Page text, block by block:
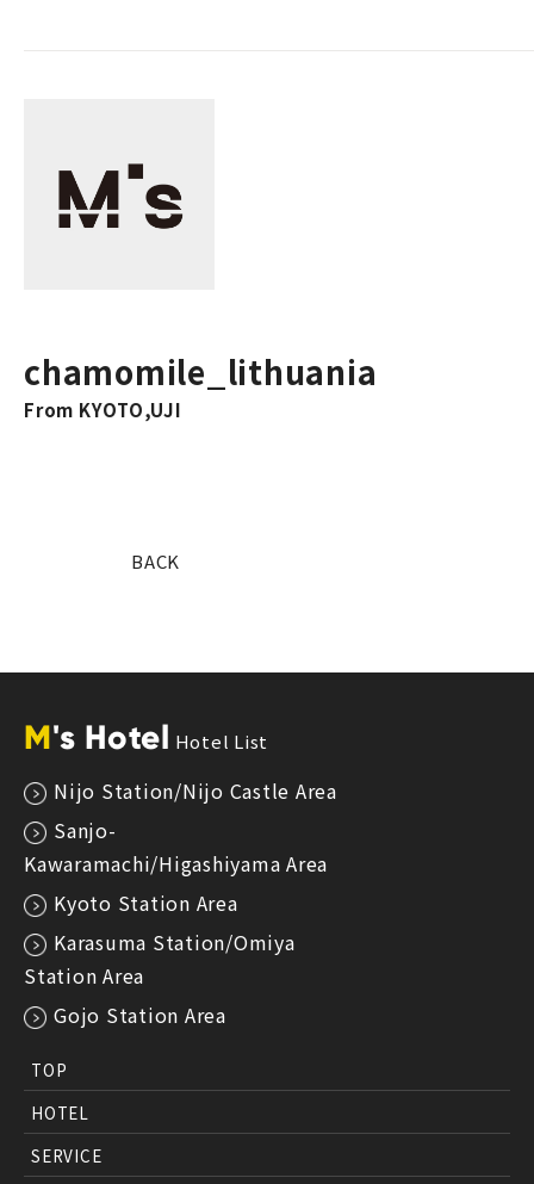
chamomile_lithuania
From KYOTO,UJI
BACK
TOP
HOTEL
SERVICE
M's Hotel Hotel List
Nijo Station/Nijo Castle Area
Sanjo-
Kawaramachi/Higashiyama Area
Kyoto Station Area
Karasuma Station/Omiya
Station Area
Gojo Station Area